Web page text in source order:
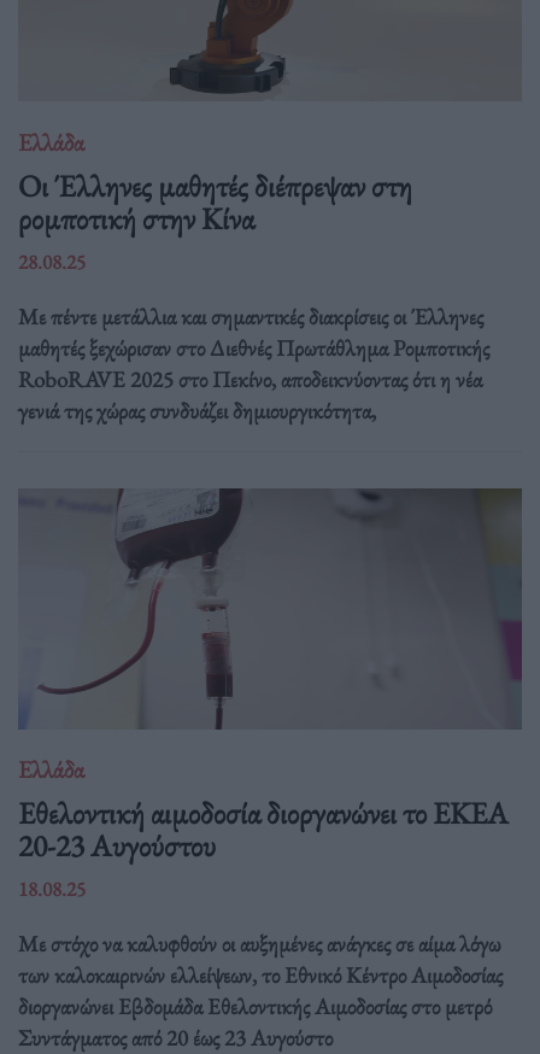
Ελλάδα
Οι Έλληνες μαθητές διέπρεψαν στη
ρομποτική στην Κίνα
28.08.25
Με πέντε μετάλλια και σημαντικές διακρίσεις οι Έλληνες
μαθητές ξεχώρισαν στο Διεθνές Πρωτάθλημα Ρομποτικής
RoboRAVE 2025 στο Πεκίνο, αποδεικνύοντας ότι η νέα
γενιά της χώρας συνδυάζει δημιουργικότητα,
Ελλάδα
Eθελοντική αιμοδοσία διοργανώνει το ΕΚΕΑ
20-23 Αυγούστου
18.08.25
Με στόχο να καλυφθούν οι αυξημένες ανάγκες σε αίμα λόγω
των καλοκαιρινών ελλείψεων, το Εθνικό Κέντρο Αιμοδοσίας
διοργανώνει Εβδομάδα Εθελοντικής Αιμοδοσίας στο μετρό
Συντάγματος από 20 έως 23 Αυγούστο